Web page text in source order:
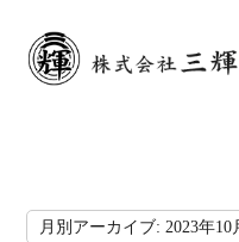
月別アーカイブ:2023年10